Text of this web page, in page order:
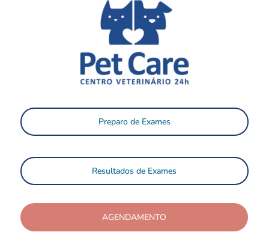
Preparo de Exames
Resultados de Exames
AGENDAMENTO